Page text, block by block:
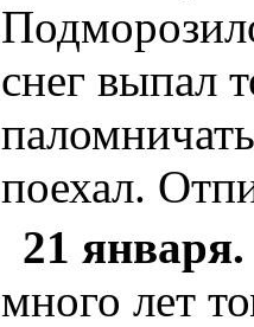
снег выпал
поехал.
21 января.
много лет